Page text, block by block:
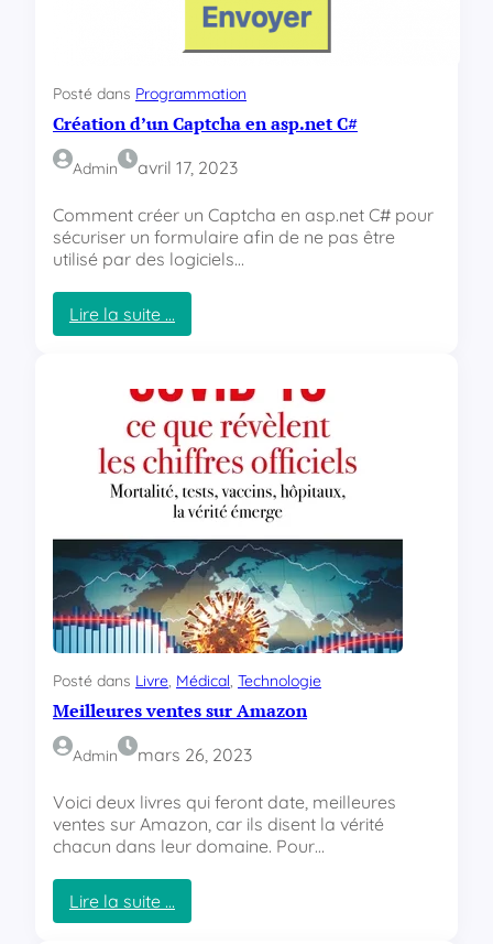
u
e
t
r
a
s
s
e
n
c
ê
n
e
Posté dans Programmation
Création d’un Captcha en asp.net C#
Admin avril 17, 2023
Comment créer un Captcha en asp.net C# pour
sécuriser un formulaire afin de ne pas être
utilisé par des logiciels…
Lire la suite …
:
é
a
t
i
o
n
d
’
u
n
C
a
t
c
a
n
a
s
.
n
e
Posté dans Livre, Médical, Technologie
Meilleures ventes sur Amazon
Admin mars 26, 2023
Voici deux livres qui feront date, meilleures
ventes sur Amazon, car ils disent la vérité
chacun dans leur domaine. Pour…
Lire la suite …
: